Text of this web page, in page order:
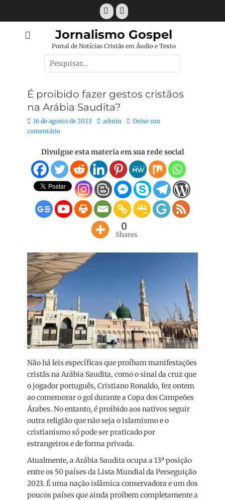
conteúdo
Facebook
E-
mail
Jornalismo Gospel
Portal de Notícias Cristãs em Áudio e Texto
Pesquisar
por:
É proibido fazer gestos cristãos
na Arábia Saudita?
Posted
on
16 de agosto de 2023 Autor:
admin
Deixe um
comentário
Divulgue esta materia em sua rede social
0
Shares
Não há leis específicas que proíbam manifestações
cristãs na Arábia Saudita, como o sinal da cruz que
o jogador português, Cristiano Ronaldo, fez ontem
ao comemorar o gol durante a Copa dos Campeões
Árabes. No entanto, é proibido aos nativos seguir
outra religião que não seja o islamismo e o
cristianismo só pode ser praticado por
estrangeiros e de forma privada.
Atualmente, a Arábia Saudita ocupa a 13ª posição
entre os 50 países da Lista Mundial da Perseguição
2023. É uma nação islâmica conservadora e um dos
poucos países que ainda proíbem completamente a